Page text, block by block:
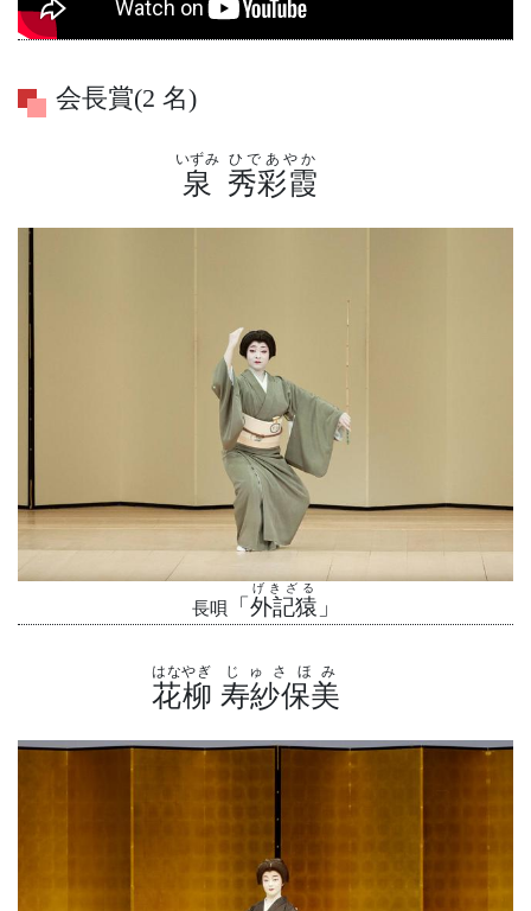
会長賞(2 名)
泉
いずみ
秀彩霞
ひであやか
長唄 「外記猿
げきざる
」
花柳
はなやぎ
寿紗保美
じゅさほみ